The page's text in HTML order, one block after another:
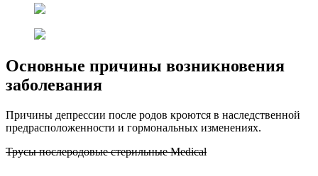
Основные причины возникновения
заболевания
Причины депрессии после родов кроются в наследственной
предрасположенности и гормональных изменениях.
Трусы послеродовые стерильные Medical